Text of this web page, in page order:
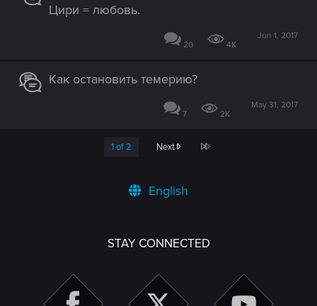
Цири = любовь.
20 4K
Jun 1, 2017
Как остановить темерию?
7 2K
May 31, 2017
1 of 2 Next Last
English
STAY CONNECTED